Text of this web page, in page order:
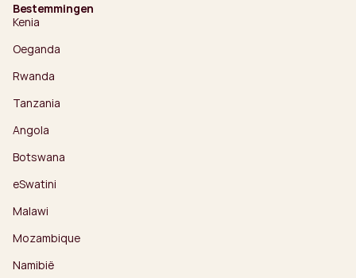
Bestemmingen
Kenia
Oeganda
Rwanda
Tanzania
Angola
Botswana
eSwatini
Malawi
Mozambique
Namibië